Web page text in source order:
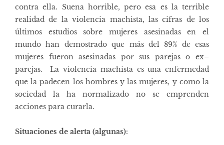
contra ella. Suena horrible, pero esa es la terrible
realidad de la violencia machista, las cifras de los
últimos estudios sobre mujeres asesinadas en el
mundo han demostrado que más del 89% de esas
mujeres fueron asesinadas por sus parejas o ex–
parejas. La violencia machista es una enfermedad
que la padecen los hombres y las mujeres, y como la
sociedad la ha normalizado no se emprenden
acciones para curarla.
Situaciones de alerta (algunas):